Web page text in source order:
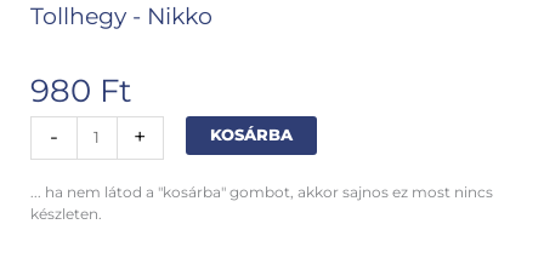
Tollhegy - Nikko
980 Ft
-
matt
mennyiség
+ KOSÁRBA
... ha nem látod a "kosárba" gombot, akkor sajnos ez most nincs
készleten.